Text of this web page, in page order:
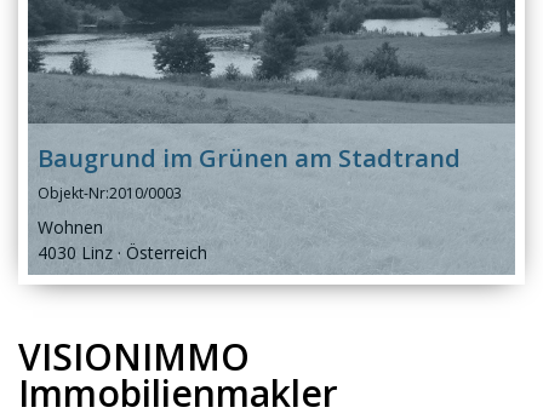
Baugrund im Grünen am Stadtrand
Objekt-Nr:2010/0003
Wohnen
4030 Linz
Österreich
VISIONIMMO
Immobilienmakler